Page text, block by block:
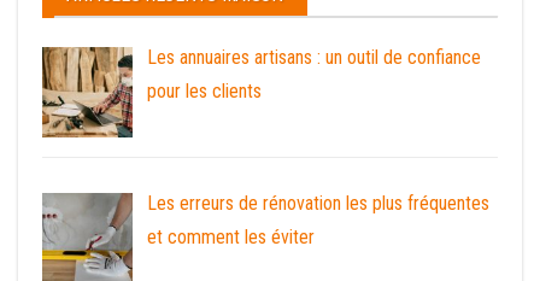
Les annuaires artisans : un outil de confiance
pour les clients
Les erreurs de rénovation les plus fréquentes
et comment les éviter